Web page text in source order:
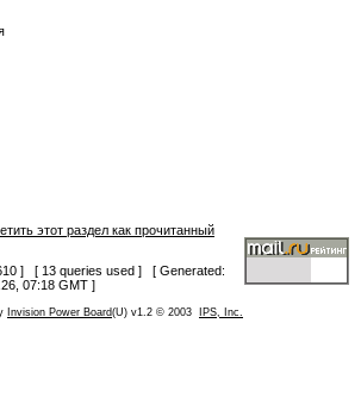
этот раздел как прочитанный
] [ 13 queries used ] [ Generated:
07:18 GMT ]
Invision Power Board(U) v1.2 © 2003 IPS, Inc.